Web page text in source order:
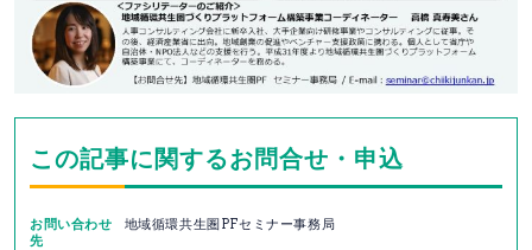
この記事に関するお問合せ・申込
お問い合わせ
先
地域循環共⽣圏PFセミナー事務局